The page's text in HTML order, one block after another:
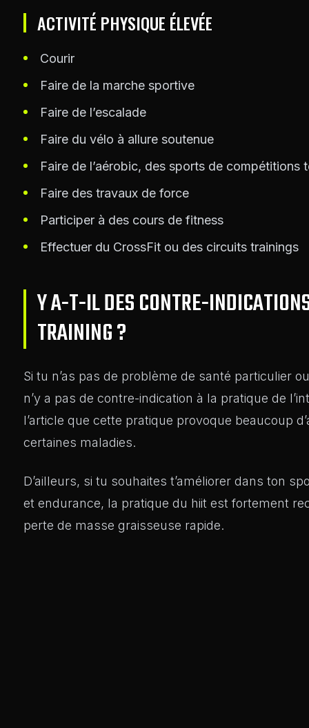
ACTIVITÉ PHYSIQUE ÉLEVÉE
Courir
Faire de la marche sportive
Faire de l’escalade
Faire du vélo à allure soutenue
Faire de l’aérobic, des sports de
Faire des travaux de force
Participer à des cours de fitness
Effectuer du CrossFit ou des circuits trainings
Y A-T-IL DES CONTRE-
TRAINING ?
Si tu n’as pas de problème de santé particulier
n’y a pas de contre-indication à la pratique de
l’article que cette pratique provoque beaucoup
certaines maladies.
D’ailleurs, si tu souhaites t’améliorer dans ton
et endurance, la pratique du hiit est fortement
perte de masse graisseuse rapide.